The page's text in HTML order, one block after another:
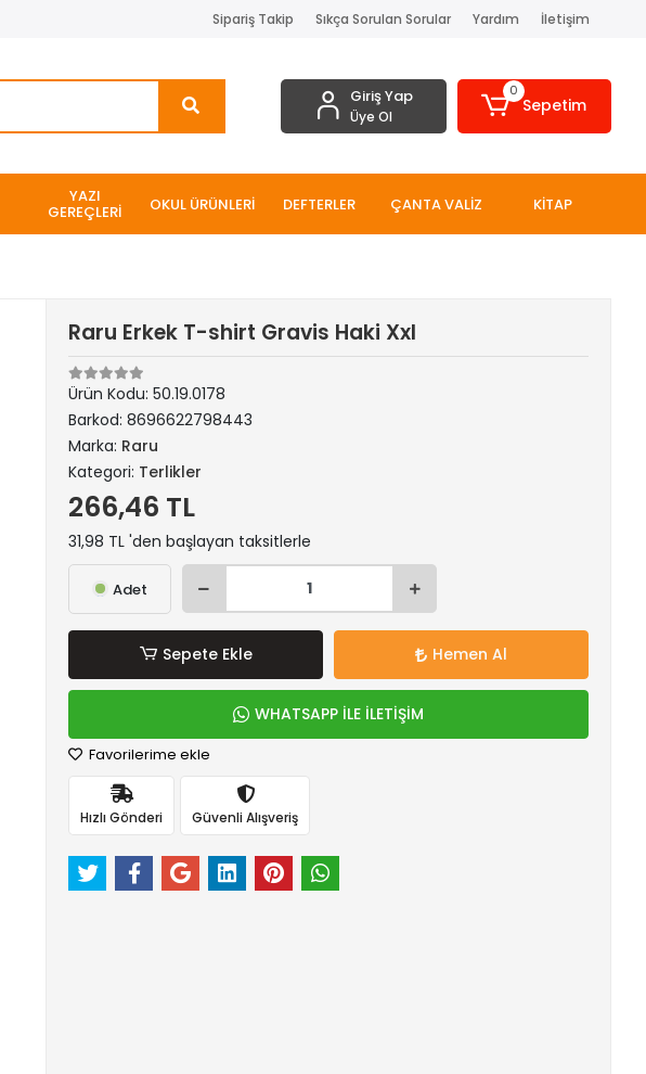
Sipariş Takip Sıkça Sorulan Sorular Yardım İletişim
Giriş Yap
Üye Ol
0
Sepetim
YAZI
GEREÇLERİ OKUL ÜRÜNLERİ DEFTERLER ÇANTA VALİZ KİTAP
Raru Erkek T-shirt Gravis Haki Xxl
Ürün Kodu:50.19.0178
Barkod:8696622798443
Marka: Raru
Kategori: Terlikler
266,46 TL
31,98 TL 'den başlayan taksitlerle
Adet
Sepete Ekle Hemen Al
WHATSAPP İLE İLETİŞİM
Favorilerime ekle
Hızlı Gönderi Güvenli Alışveriş